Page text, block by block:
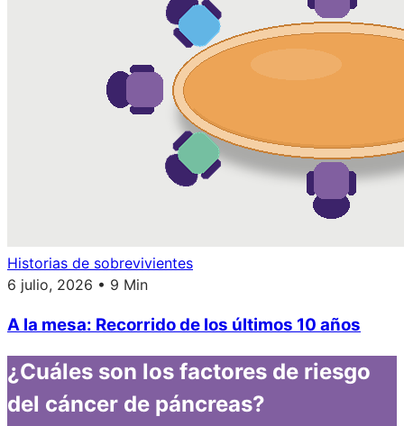
Historias de sobrevivientes
6 julio, 2026 • 9 Min
A la mesa: Recorrido de los últimos 10 años
¿Cuáles son los factores de riesgo
del cáncer de páncreas?